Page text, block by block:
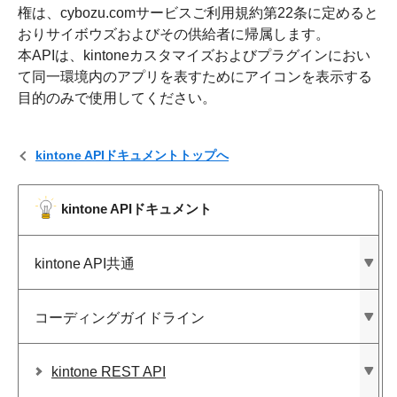
kintone APIドキュメントトップへ
kintone APIドキュメント
kintone API共通
コーディングガイドライン
kintone REST API
権は、cybozu.comサービスご利用規約第22条に定めると
おりサイボウズおよびその供給者に帰属します。
本APIは、kintoneカスタマイズおよびプラグインにおい
て同一環境内のアプリを表すためにアイコンを表示する
目的のみで使用してください。